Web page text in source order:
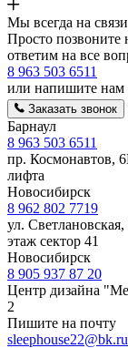
Мы всегда на связи
Просто позвоните
ответим на все
8 963 503 6511
или напишите нам
Заказать звонок
Барнаул
8 963 503 6511
пр. Космонавтов,
лифта
Новосибирск
8 962 802 7719
ул.
этаж сектор 41
Новосибирск
8 905 937 87 20
Центр дизайна
2
Пишите на почту
sleephouse22@bk.ru